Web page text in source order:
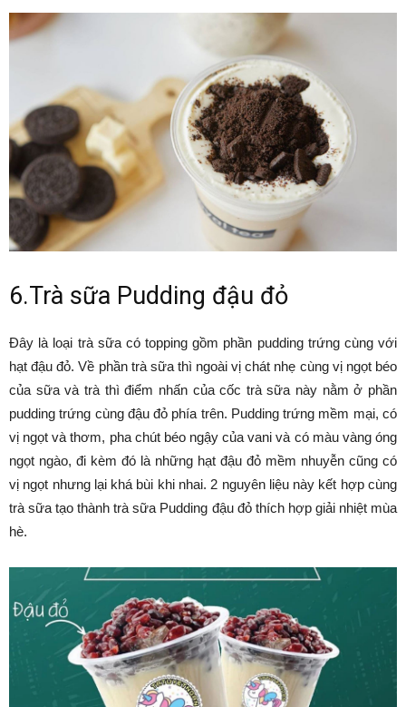
6.Trà sữa Pudding đậu đỏ
Đây là loại trà sữa có topping gồm phần pudding trứng cùng với
hạt đậu đỏ. Về phần trà sữa thì ngoài vị chát nhẹ cùng vị ngọt béo
của sữa và trà thì điểm nhấn của cốc trà sữa này nằm ở phần
pudding trứng cùng đậu đỏ phía trên. Pudding trứng mềm mại, có
vị ngọt và thơm, pha chút béo ngậy của vani và có màu vàng óng
ngọt ngào, đi kèm đó là những hạt đậu đỏ mềm nhuyễn cũng có
vị ngọt nhưng lại khá bùi khi nhai. 2 nguyên liệu này kết hợp cùng
trà sữa tạo thành trà sữa Pudding đậu đỏ thích hợp giải nhiệt mùa
hè.